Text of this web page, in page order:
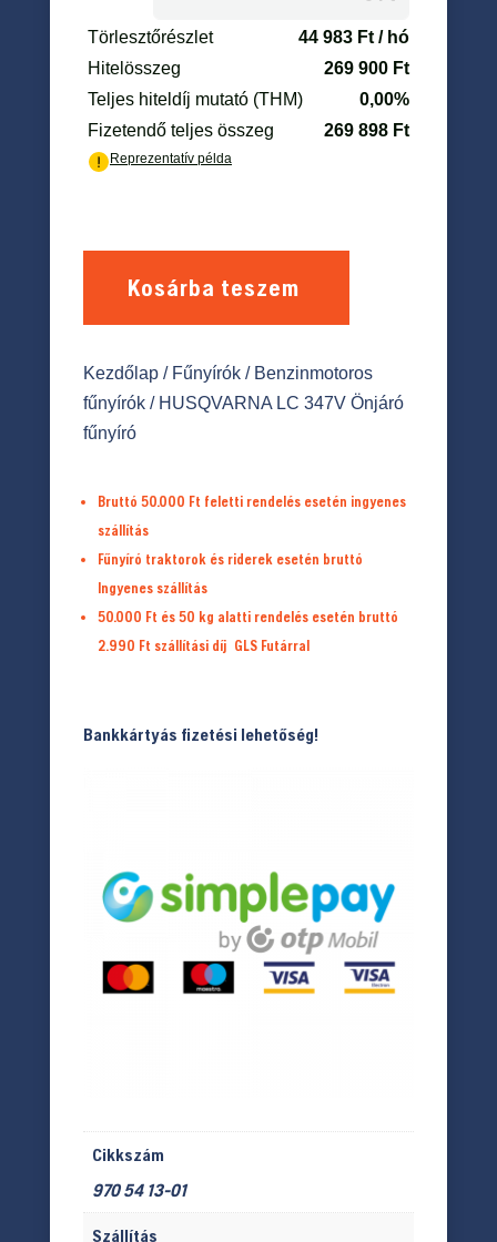
Kosárba teszem
Kezdőlap/ Fűnyírók/ Benzinmotoros
fűnyírók/ HUSQVARNA LC 347V Önjáró
fűnyíró
Bruttó 50.000 Ft feletti rendelés esetén ingyenes
szállítás
Fűnyíró traktorok és riderek esetén bruttó
Ingyenes szállítás
50.000 Ft és 50 kg alatti rendelés esetén bruttó
2.990 Ft szállítási díj GLS Futárral
Bankkártyás fizetési lehetőség!
Cikkszám
970 54 13-01
Szállítás